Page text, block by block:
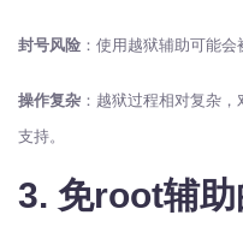
封号风险 ：使用越狱辅助可能
操作复杂 ：越狱过程相对复杂
支持。
3. 免root辅